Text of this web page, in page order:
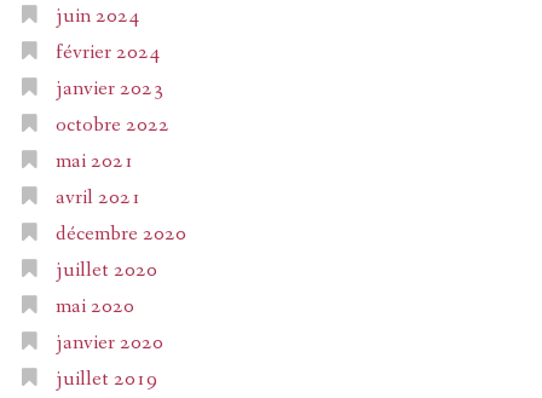
juin 2024
février 2024
janvier 2023
octobre 2022
mai 2021
avril 2021
décembre 2020
juillet 2020
mai 2020
janvier 2020
juillet 2019